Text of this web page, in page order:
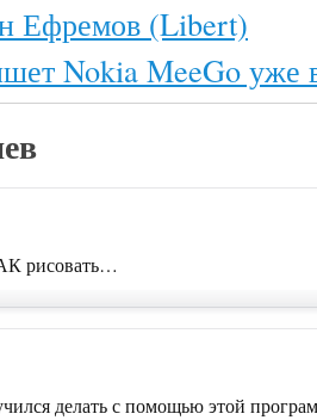
Ефремов (Libert)
Nokia MeeGo уже
рисовать…
делать с помощью этой